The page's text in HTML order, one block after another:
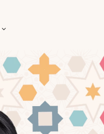
Logiciels
Répertoriez les logiciels utilisés
collaborateur
Suivi des
Digitalisez les demandes et le
interventions IT